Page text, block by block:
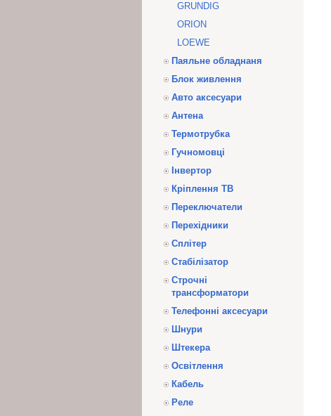
GRUNDIG
ORION
LOEWE
Паяльне обладнаня
Блок живлення
Авто аксесуари
Антена
Термотрубка
Гучномовці
Інвертор
Кріплення ТВ
Переключатели
Перехідники
Сплітер
Стабілізатор
Строчні
трансформатори
Телефонні аксесуари
Шнури
Штекера
Освітлення
Кабель
Реле